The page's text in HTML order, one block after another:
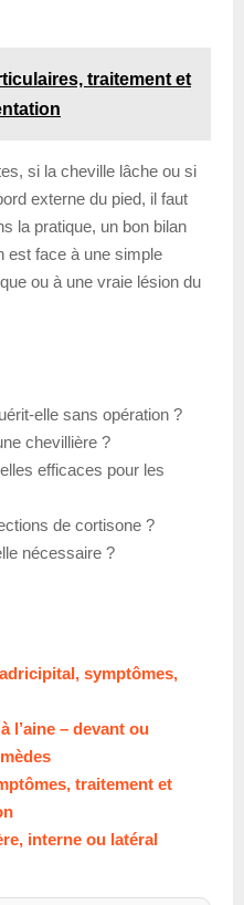
traitement et
si la cheville lâche ou si
externe du pied, il faut
la pratique, un bon bilan
est face à une simple
ou à une vraie lésion du
elle sans opération ?
chevillière ?
efficaces pour les
de cortisone ?
nécessaire ?
symptômes,
l’aine – devant ou
traitement et
interne ou latéral